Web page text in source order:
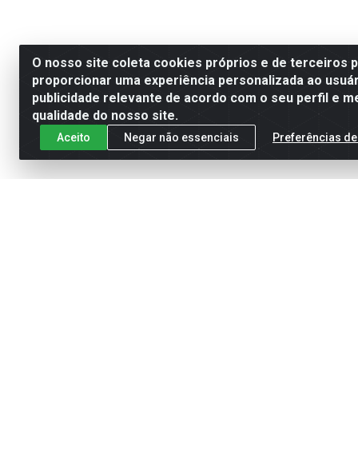
O nosso site coleta cookies próprios e de terceiros
proporcionar uma experiência personalizada ao
publicidade relevante de acordo com o seu perfil e
qualidade do nosso site.
Aceito Negar não essenciais Preferências